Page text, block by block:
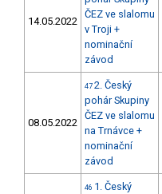
14.05.2022
ČEZ ve slalomu
v Troji +
nominační
závod
08.05.2022
47 2. Český
pohár Skupiny
ČEZ ve slalomu
na Trnávce +
nominační
závod
46 1. Český